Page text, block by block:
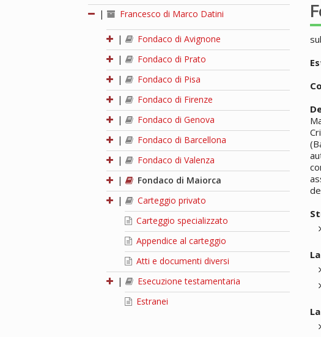
| Francesco di Marco Datini
|
Fondaco di Avignone
|
Fondaco di Prato
|
Fondaco di Pisa
|
Fondaco di Firenze
|
Fondaco di Genova
|
Fondaco di Barcellona
|
Fondaco di Valenza
|
Fondaco di Maiorca
|
Carteggio privato
Carteggio specializzato
Appendice al carteggio
Atti e documenti diversi
|
Esecuzione testamentaria
Estranei